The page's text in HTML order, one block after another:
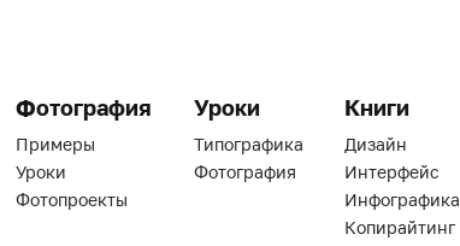
Фотография
Примеры
Уроки
Фотопроекты
Уроки
Типографика
Фотография
Книги
Дизайн
Интерфейс
Инфографика
Копирайтинг